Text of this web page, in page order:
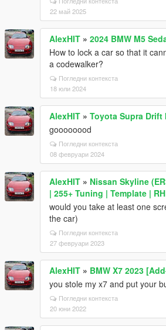
22 май 2025
AlexHIT » 2024 BMW M5
How to lock a car so that it
a codewalker?
Погледни контекста
18 юли 2024
AlexHIT » Toyota Supra Drift
goooooood
Погледни контекста
08 февруари 2024
AlexHIT » Nissan Skyline
| 255+ Tuning | Template |
would you take at least one
the car)
Погледни контекста
27 февруари 2023
AlexHIT » BMW X7 2023
you stole my x7 and put your
Погледни контекста
20 юни 2022